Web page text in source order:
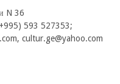
N 36
593 527353;
cultur.ge@yahoo.com